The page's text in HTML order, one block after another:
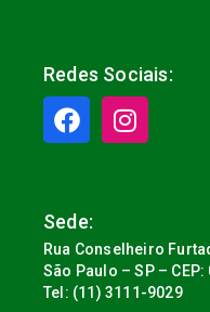
Redes Sociais:
Sede:
Rua Conselheiro
São Paulo – SP –
Tel: (11) 3111-9029